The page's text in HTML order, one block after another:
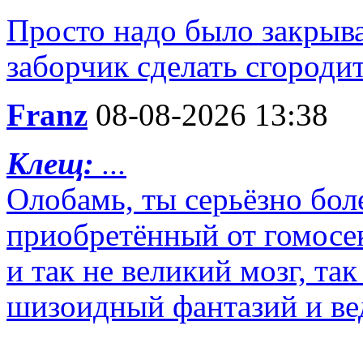
Просто надо было
заборчик сделать
Franz 08-08-2026 13:38
Клещ: ...
Олобамь, ты серьёзно
приобретённый от
и так не великий мозг,
шизоидный фантазий и